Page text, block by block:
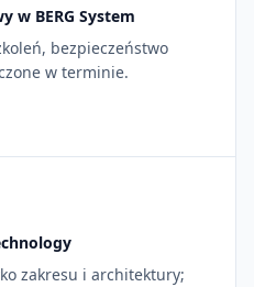
w BERG System
bezpieczeństwo
w terminie.
zakresu i architektury;